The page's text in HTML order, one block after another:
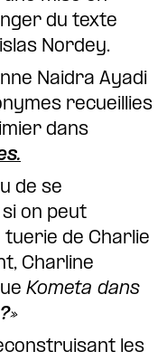
du texte
Nordey.
Naidra Ayadi
recueillies
dans
de se
on peut
tuerie de Charlie
Charline
Kometa dans
les